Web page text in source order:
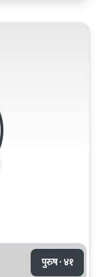
पुरुष · ४१